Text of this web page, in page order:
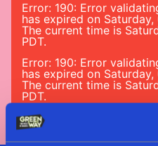
Error: 190: Error
has expired on Saturday,
The current time is
PDT.
Error: 190: Error
has expired on Saturday,
The current time is
PDT.